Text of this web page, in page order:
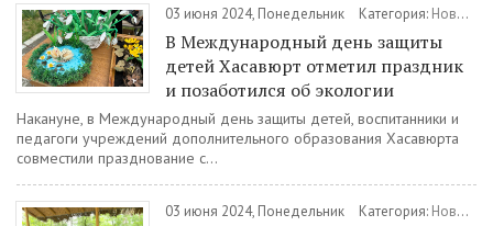
03 июня 2024, Понедельник Категория: Новости
В Международный день защиты
детей Хасавюрт отметил праздник
и позаботился об экологии
Накануне, в Международный день защиты детей, воспитанники и
педагоги учреждений дополнительного образования Хасавюрта
совместили празднование с...
03 июня 2024, Понедельник Категория: Новости